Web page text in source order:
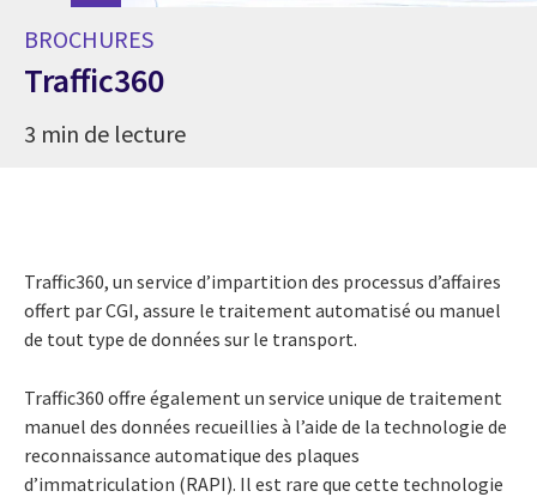
BROCHURES
Traffic360
3 min de lecture
Traffic360, un service d’impartition des processus d’affaires
offert par CGI, assure le traitement automatisé ou manuel
de tout type de données sur le transport.
Traffic360 offre également un service unique de traitement
manuel des données recueillies à l’aide de la technologie de
reconnaissance automatique des plaques
d’immatriculation (RAPI). Il est rare que cette technologie